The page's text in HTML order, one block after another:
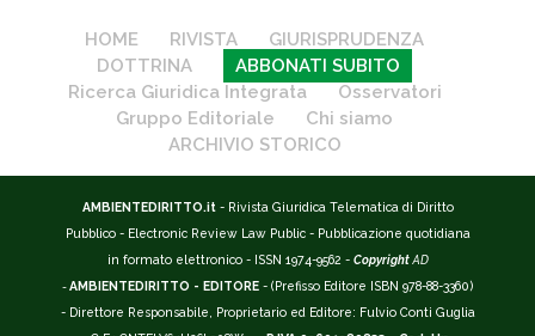
HOME RIVISTA
GIURISPRUDENZA
DOTTRINA
ABBONATI SUBITO
Ricerca Giuridica Integrata
Osservatori
Gruppo Editoriale
Chi siamo
ARCHIVIO STORICO
AMBIENTEDIRITTO.it - Rivista Giuridica Telematica di Diritto
Pubblico - Electronic Review Law Public - Pubblicazione quotidiana
in formato elettronico - ISSN 1974-9562 - Copyright AD
-AMBIENTEDIRITTO - EDITORE - (Prefisso Editore ISBN 978-88-3360)
- Direttore Responsabile, Proprietario ed Editore: Fulvio Conti Guglia